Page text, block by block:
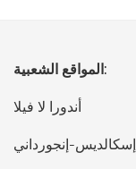
المواقع الشعبية:
أندورا لا فيلا
إسكالديس-إنجورداني